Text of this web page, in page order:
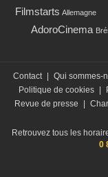
Filmstarts Allemagne
AdoroCinema
Contact Qui sommes-
Politique de cookies
Revue de presse
Retrouvez tous les
0